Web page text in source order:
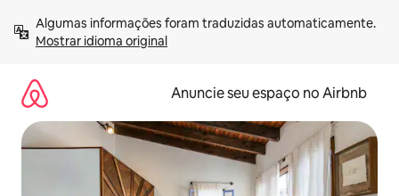
para
Mostrar idioma original
Anuncie seu espaço no Airbnb